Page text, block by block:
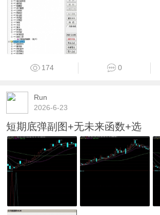
174 0
Run
2026-6-23
短期底弹副图+无未来函数+选